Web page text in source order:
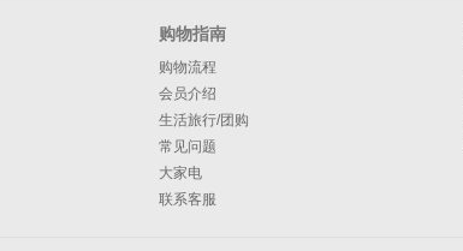
购物指南
购物流程
会员介绍
生活旅行/团购
常见问题
大家电
联系客服